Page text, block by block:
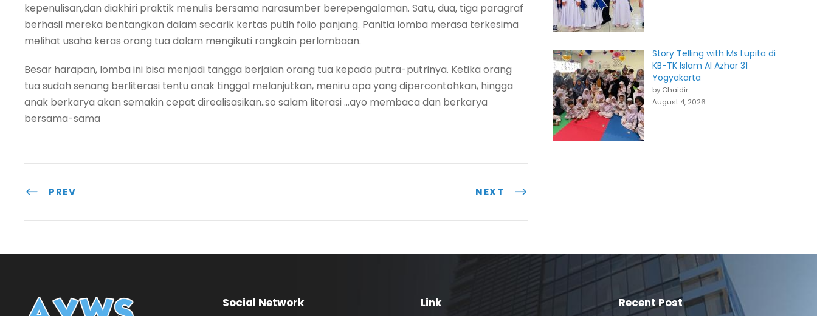
kepenulisan,dan diakhiri praktik menulis bersama narasumber berepengalaman. Satu, dua, tiga paragraf
berhasil mereka bentangkan dalam secarik kertas putih folio panjang. Panitia lomba merasa terkesima
melihat usaha keras orang tua dalam mengikuti rangkain perlombaan.
Besar harapan, lomba ini bisa menjadi tangga berjalan orang tua kepada putra-putrinya. Ketika orang
tua sudah senang berliterasi tentu anak tinggal melanjutkan, meniru apa yang dipercontohkan, hingga
anak berkarya akan semakin cepat direalisasikan..so salam literasi …ayo membaca dan berkarya
bersama-sama
PREV NEXT
Story Telling with Ms Lupita di
KB-TK Islam Al Azhar 31
Yogyakarta
by Chaidir
August 4, 2026
Social Network Link Recent Post